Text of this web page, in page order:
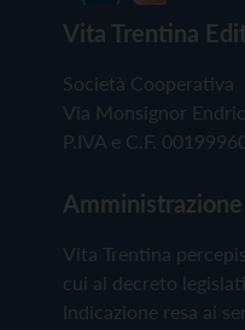
Vita Trentina
Società Cooperativa
Via Monsignor
P.IVA e C.F.
Vita Trentina
cui al decreto
Indicazione resa ai